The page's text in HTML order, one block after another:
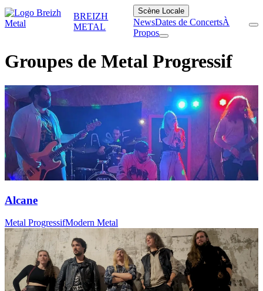
BREIZH
METAL
Scène Locale
NewsDates de ConcertsÀ
Propos
Groupes de Metal Progressif
Alcane
Metal ProgressifModern Metal